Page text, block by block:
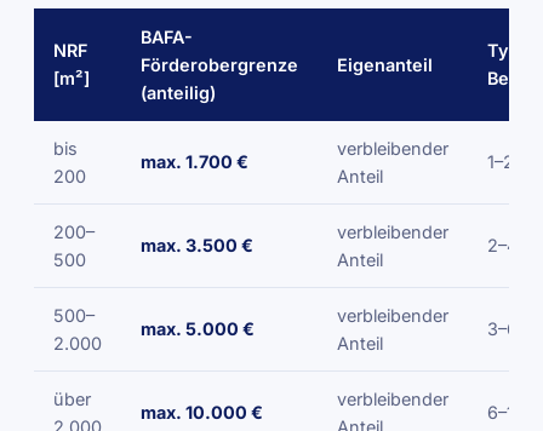
NRF
[m²]
BAFA-
Förderobergrenze
(anteilig)
Eigenanteil
bis
200
max. 1.700 €
verbleibender
Anteil
1–2
200–
500
max. 3.500 €
verbleibender
Anteil
2–4
500–
2.000
max. 5.000 €
verbleibender
Anteil
3–6
über
2.000
max. 10.000 €
verbleibender
Anteil
6–12